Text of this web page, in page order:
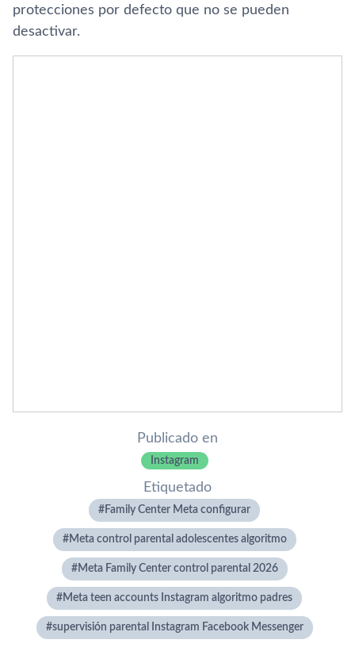
protecciones por defecto que no se pueden
desactivar.
Publicado en
Instagram
Etiquetado
Family Center Meta configurar
Meta control parental adolescentes algoritmo
Meta Family Center control parental 2026
Meta teen accounts Instagram algoritmo padres
supervisión parental Instagram Facebook Messenger